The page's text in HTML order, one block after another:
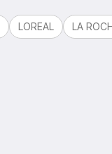
LOREAL LA